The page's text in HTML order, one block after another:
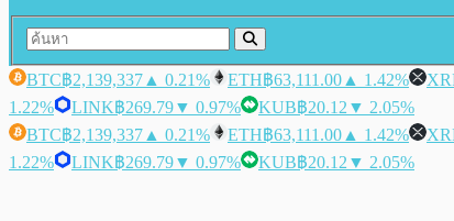
BTC฿2,139,337 ▲ 0.21% ETH฿63,111.00 ▲ 1.42%
1.22%
LINK฿269.79▼ 0.97% KUB฿20.12 ▼ 2.05%
BTC฿2,139,337 ▲ 0.21% ETH฿63,111.00 ▲ 1.42%
1.22%
LINK฿269.79▼ 0.97% KUB฿20.12 ▼ 2.05%